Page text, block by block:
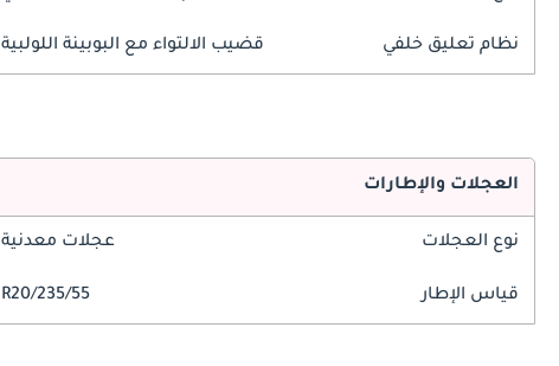
نظام تعليق خلفي قضيب الالتواء مع البوبينة اللولبية
العجلات والإطارات
نوع العجلات عجلات معدنية
قياس الإطار 235/55/R20